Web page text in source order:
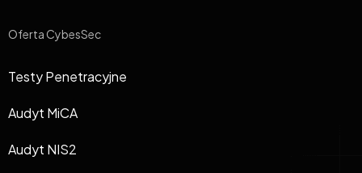
Oferta CybesSec
Testy Penetracyjne
Audyt MiCA
Audyt NIS2